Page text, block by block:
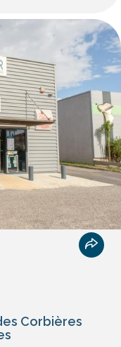
Corbières